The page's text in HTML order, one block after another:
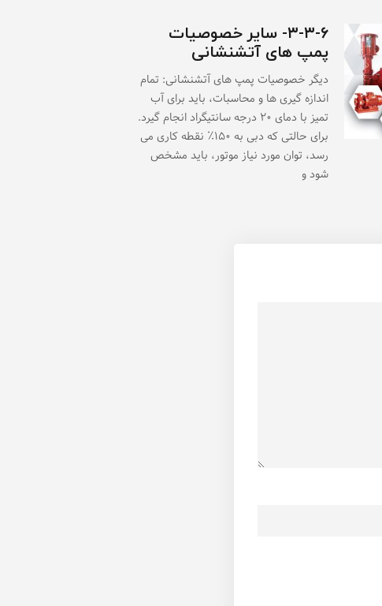
۳-۳-۶- سایر خصوصیات
پمپ های آتشنشانی
دیگر خصوصیات پمپ های آتشنشانی: تمام
اندازه گیری ها و محاسبات، باید برای آب
تمیز با دمای ۲۰ درجه سانتیگراد انجام گیرد.
برای حالتی که دبی به ۱۵۰٪ نقطه کاری می
رسد، توان مورد نیاز موتور، باید مشخص
شود و